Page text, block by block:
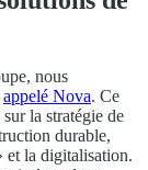
nous
appelé Nova. Ce
la stratégie de
durable,
et la digitalisation.